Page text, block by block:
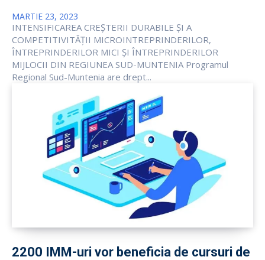
MARTIE 23, 2023
INTENSIFICAREA CREȘTERII DURABILE ȘI A
COMPETITIVITĂȚII MICROINTREPRINDERILOR,
ÎNTREPRINDERILOR MICI ȘI ÎNTREPRINDERILOR
MIJLOCII DIN REGIUNEA SUD-MUNTENIA Programul
Regional Sud-Muntenia are drept...
2200 IMM-uri vor beneficia de cursuri de